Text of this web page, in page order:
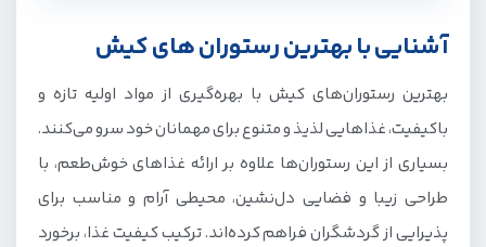
1. رستوران دارچین کیش
2. هوک لانژ کیش
3. رستوران هشتگ کیش
5. رستوران کوه نور کیش
آشنایی با بهترین رستوران های کیش
بهترین رستوران‌های کیش با بهره‌گیری از مواد اولیه تازه و
باکیفیت، غذاهایی لذیذ و متنوع برای مهمانان خود سرو می‌کنند.
بسیاری از این رستوران‌ها علاوه بر ارائه غذاهای خوش‌طعم، با
طراحی زیبا و فضایی دل‌نشین، محیطی آرام و مناسب برای
پذیرایی از گردشگران فراهم کرده‌اند. ترکیب کیفیت غذا، برخورد